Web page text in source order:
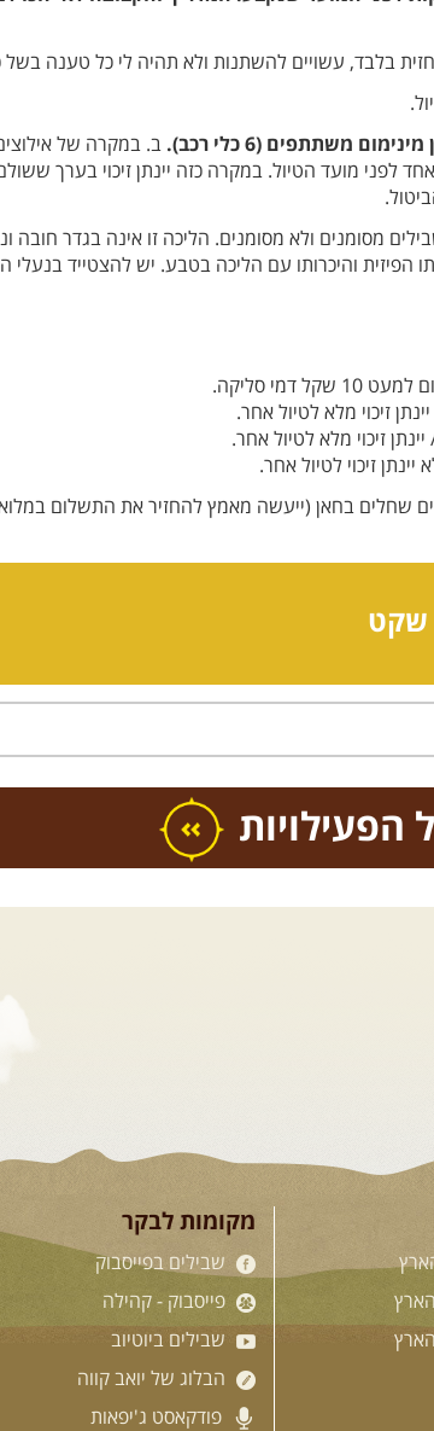
בלבד, עשויים להשתנות ולא תהיה לי כל טענה בשל
משתתפים (6 כלי רכב).
ב. במקרה של אילוצים
לפני מועד הטיול. במקרה כזה יינתן זיכוי בערך
מסומנים ולא מסומנים. הליכה זו אינה בגדר חובה
והיכרותו עם הליכה בטבע. יש להצטייד בנעלי
שחלים בחאן (ייעשה מאמץ להחזיר את התשלום
שקט
הפעילויות
רכבי
לעמק
מקומות לבקר
שבילים בפייסבוק
פייסבוק - קהילה
שבילים ביוטיוב
הבלוג של יואב קווה
פודקאסט ג'יפאות